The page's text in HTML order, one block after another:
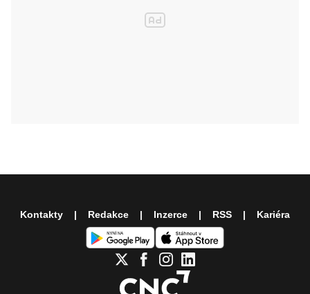
Kontakty Redakce Inzerce RSS Kariéra